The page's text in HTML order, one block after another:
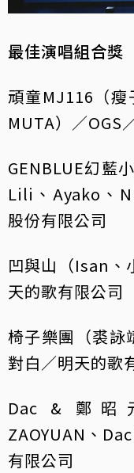
最佳演唱組合獎
頑童MJ116（瘦
MUTA）／OGS
GENBLUE幻藍
Lili、Ayako、
股份有限公司
凹與山（Isan
天的歌有限公司
椅子樂團（裘詠
對白／明天的歌
Dac & 鄭昭
ZAOYUAN、
有限公司